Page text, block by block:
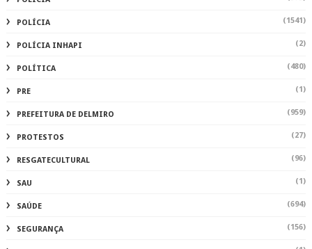
POLÍCIA (1541)
POLÍCIA INHAPI (2)
POLÍTICA (480)
PRE (1)
PREFEITURA DE DELMIRO (959)
PROTESTOS (27)
RESGATECULTURAL (96)
SAU (1)
SAÚDE (694)
SEGURANÇA (156)